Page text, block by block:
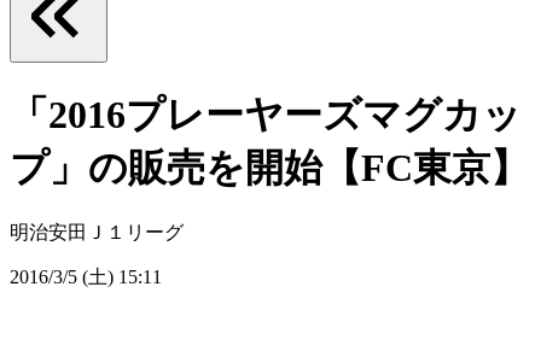
「2016プレーヤーズマグカッ
プ」の販売を開始【FC東京】
明治安田Ｊ１リーグ
2016/3/5 (土) 15:11